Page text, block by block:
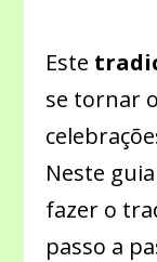
Este
se tornar
Neste
fazer o
passo a